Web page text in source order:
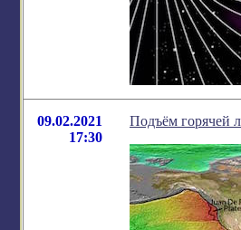
09.02.2021
17:30
Подъём горячей